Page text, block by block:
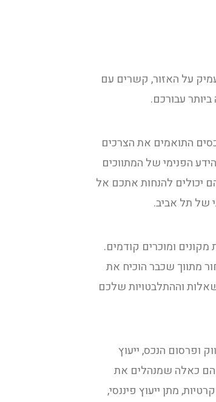
על האזור, קשרים עם
עבורכם.
התואמים את הצרכים
הפנימי של המתווכים
יכולים להנחות אתכם אל
של תל אביב.
מקונים ומוכרים קודמים.
מתווך שכבר הוכיח את
וההתלבטויות שלכם
ופרסום הנכס, ייעוץ
הם כאלה שמנהלים את
מתן ייעוץ פיננסי,